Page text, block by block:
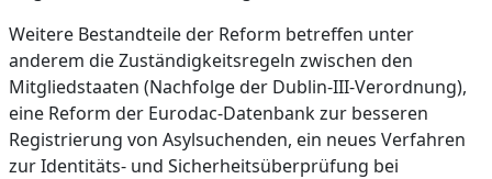
Weitere Bestandteile der Reform betreffen unter
anderem die Zuständigkeitsregeln zwischen den
Mitgliedstaaten (Nachfolge der Dublin-III-Verordnung),
eine Reform der Eurodac-Datenbank zur besseren
Registrierung von Asylsuchenden, ein neues Verfahren
zur Identitäts- und Sicherheitsüberprüfung bei